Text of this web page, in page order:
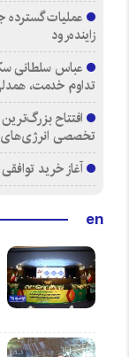
عملیات
زاینده‌رود
عباس سلطانی
تداوم خدمت،
افتتاح
تخصصی انرژی‌های
آغاز خرید
en